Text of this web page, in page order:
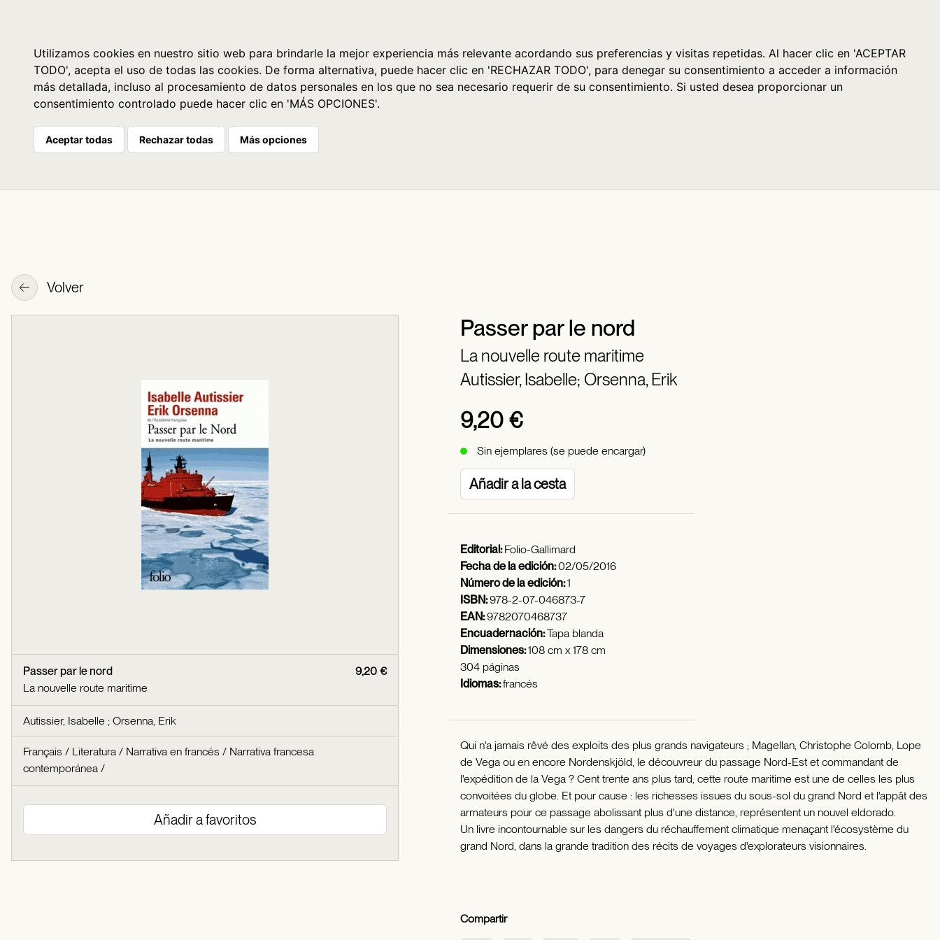
Utilizamos cookies en nuestro sitio web para brindarle la mejor experiencia más relevante acordando sus preferencias y visitas repetidas. Al hacer clic en 'ACEPTAR
TODO', acepta el uso de todas las cookies. De forma alternativa, puede hacer clic en 'RECHAZAR TODO', para denegar su consentimiento a acceder a información
más detallada, incluso al procesamiento de datos personales en los que no sea necesario requerir de su consentimiento. Si usted desea proporcionar un
consentimiento controlado puede hacer clic en 'MÁS OPCIONES'.
Aceptar todas Rechazar todas Más opciones
Volver
Passer par le nord
La nouvelle route maritime
Autissier, Isabelle; Orsenna, Erik
9,20 €
Sin ejemplares (se puede encargar)
Añadir a la cesta
9,20 €
Passer par le nord
La nouvelle route maritime
Autissier, Isabelle ; Orsenna, Erik
Français / Literatura / Narrativa en francés / Narrativa francesa
contemporánea /
Añadir a favoritos
Editorial:Folio-Gallimard
Fecha de la edición:02/05/2016
Número de la edición:1
ISBN:978-2-07-046873-7
EAN:9782070468737
Encuadernación:Tapa blanda
Dimensiones:108 cm x 178 cm
304 páginas
Idiomas:francés
Qui n'a jamais rêvé des exploits des plus grands navigateurs ; Magellan, Christophe Colomb, Lope
de Vega ou en encore Nordenskjöld, le découvreur du passage Nord-Est et commandant de
l'expédition de la Vega ? Cent trente ans plus tard, cette route maritime est une de celles les plus
convoitées du globe. Et pour cause : les richesses issues du sous-sol du grand Nord et l'appât des
armateurs pour ce passage abolissant plus d'une distance, représentent un nouvel eldorado.
Un livre incontournable sur les dangers du réchauffement climatique menaçant l'écosystème du
grand Nord, dans la grande tradition des récits de voyages d'explorateurs visionnaires.
Compartir